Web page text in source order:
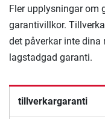
Fler upplysningar om
garantivillkor.
det påverkar inte
lagstadgad garanti.
tillverkargaranti